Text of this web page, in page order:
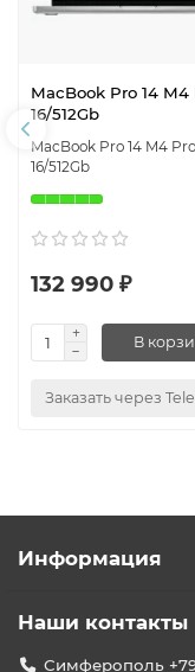
MacBook Pro 14 M4
16/512Gb
MacBook Pro 14 M4 Pro
16/512Gb
132 990 ₽
В
Заказать через
Информация
Наши контакты
Симферополь